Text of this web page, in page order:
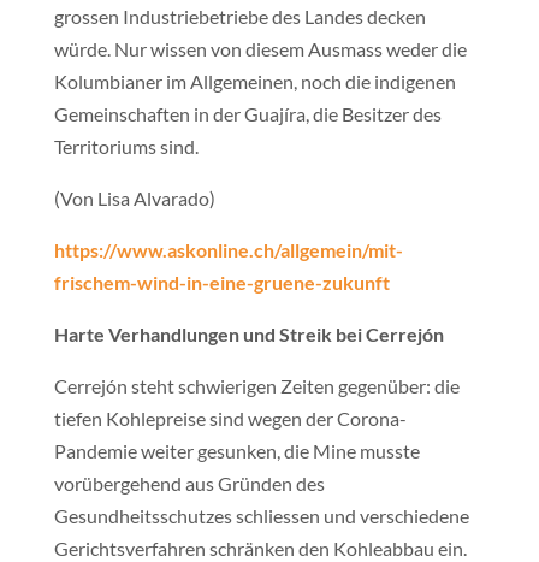
grossen Industriebetriebe des Landes decken
würde. Nur wissen von diesem Ausmass weder die
Kolumbianer im Allgemeinen, noch die indigenen
Gemeinschaften in der Guajíra, die Besitzer des
Territoriums sind.
(Von Lisa Alvarado)
https://www.askonline.ch/allgemein/mit-
frischem-wind-in-eine-gruene-zukunft
Harte Verhandlungen und Streik bei Cerrejón
Cerrejón steht schwierigen Zeiten gegenüber: die
tiefen Kohlepreise sind wegen der Corona-
Pandemie weiter gesunken, die Mine musste
vorübergehend aus Gründen des
Gesundheitsschutzes schliessen und verschiedene
Gerichtsverfahren schränken den Kohleabbau ein.